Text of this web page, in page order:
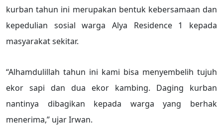
kurban tahun ini merupakan bentuk kebersamaan dan
kepedulian sosial warga Alya Residence 1 kepada
masyarakat sekitar.
“Alhamdulillah tahun ini kami bisa menyembelih tujuh
ekor sapi dan dua ekor kambing. Daging kurban
nantinya dibagikan kepada warga yang berhak
menerima,” ujar Irwan.